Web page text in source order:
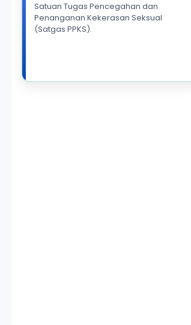
Satuan Tugas Pencegahan dan
Penanganan Kekerasan Seksual
(Satgas PPKS).